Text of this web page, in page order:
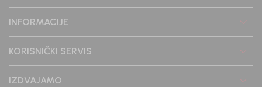
INFORMACIJE
KORISNIČKI SERVIS
IZDVAJAMO